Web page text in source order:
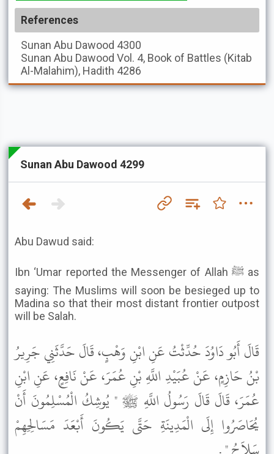
References
Sunan Abu Dawood 4300
Sunan Abu Dawood Vol. 4, Book of Battles (Kitab
Al-Malahim), Hadith 4286
Sunan Abu Dawood 4299
Abu Dawud said:
Ibn ‘Umar reported the Messenger of Allah ﷺ as
saying: The Muslims will soon be besieged up to
Madina so that their most distant frontier outpost
will be Salah.
قَالَ أَبُو دَاوُدَ حُدِّثْتُ عَنِ ابْنِ وَهْبٍ، قَالَ حَدَّثَنِي جَرِيرُ
بْنُ حَازِمٍ، عَنْ عُبَيْدِ اللَّهِ بْنِ عُمَرَ، عَنْ نَافِعٍ، عَنِ ابْنِ
عُمَرَ، قَالَ قَالَ رَسُولُ اللَّهِ ﷺ " يُوشِكُ الْمُسْلِمُونَ أَنْ
يُحَاصَرُوا إِلَى الْمَدِينَةِ حَتَّى يَكُونَ أَبْعَدَ مَسَالِحِهِمْ